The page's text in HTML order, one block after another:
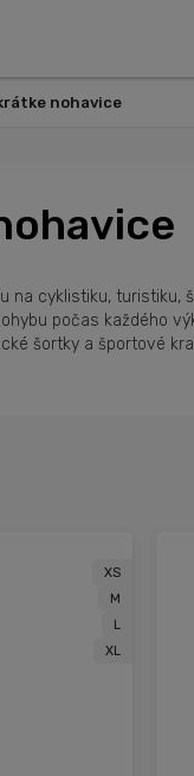
nohavice
na cyklistiku,
počas každého
šortky a športové
XS
M
L
XL